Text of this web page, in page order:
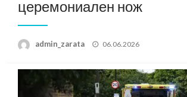
церемониален нож
admin_zarata
Posted
06.06.2026